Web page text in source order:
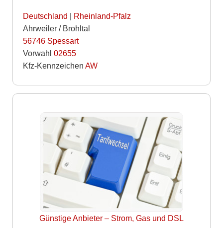
Deutschland | Rheinland-Pfalz
Ahrweiler / Brohltal
56746 Spessart
Vorwahl 02655
Kfz-Kennzeichen AW
Günstige Anbieter – Strom, Gas und DSL